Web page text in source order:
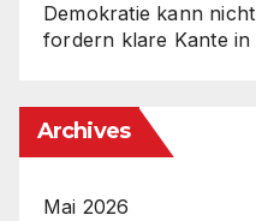
Demokratie kann
fordern klare Kante in
Archives
Mai 2026